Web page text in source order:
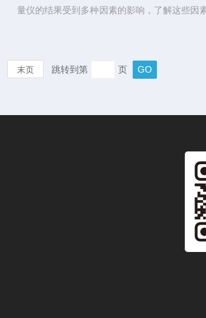
量仪的结果受到多种因素的影响，了解这些因
升高而降低。因此，在使用溶解氧测量仪时，
末页 跳转到第 页